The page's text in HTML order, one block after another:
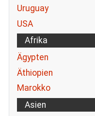
Uruguay
USA
Afrika
Ägypten
Äthiopien
Marokko
Asien